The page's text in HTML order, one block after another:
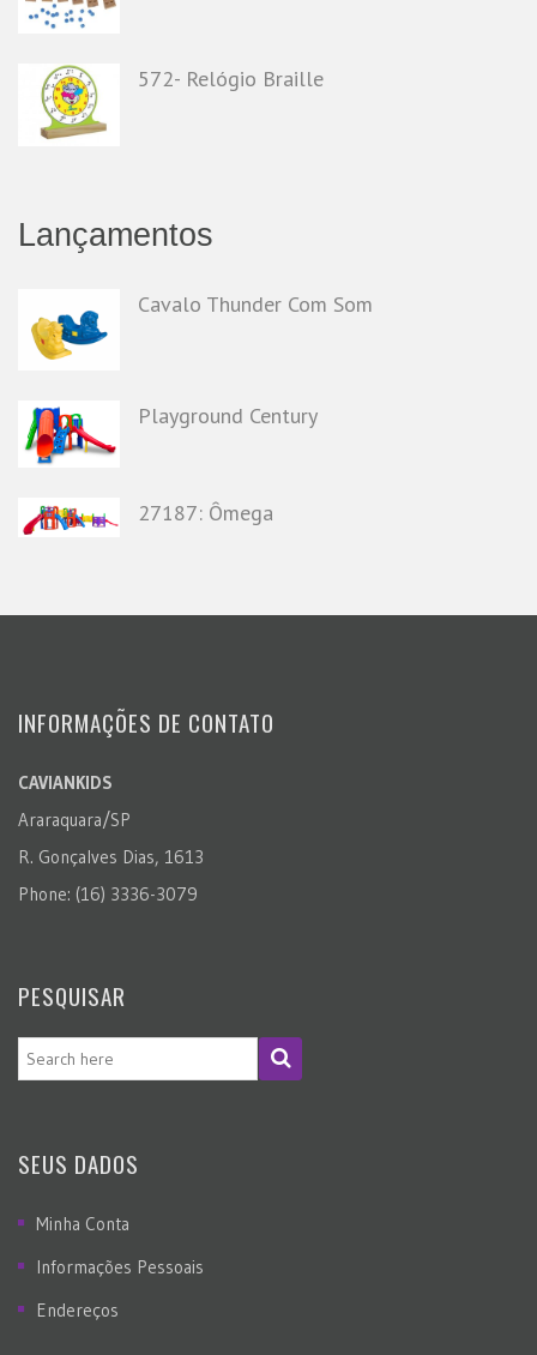
572- Relógio Braille
Lançamentos
Cavalo Thunder Com Som
Playground Century
27187: Ômega
INFORMAÇÕES DE CONTATO
CAVIANKIDS
Araraquara/SP
R. Gonçalves Dias, 1613
Phone: (16) 3336-3079
PESQUISAR
SEUS DADOS
Minha Conta
Informações Pessoais
Endereços